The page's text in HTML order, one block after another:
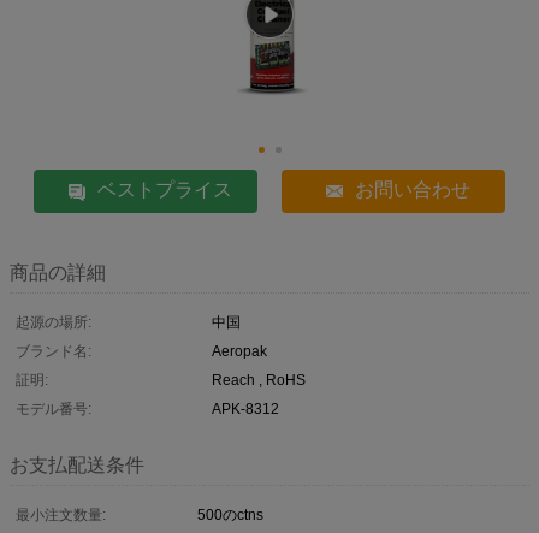
ベストプライス お問い合わせ
商品の詳細
起源の場所:
中国
ブランド名:
Aeropak
証明:
Reach , RoHS
モデル番号:
APK-8312
お支払配送条件
最小注文数量:
500のctns